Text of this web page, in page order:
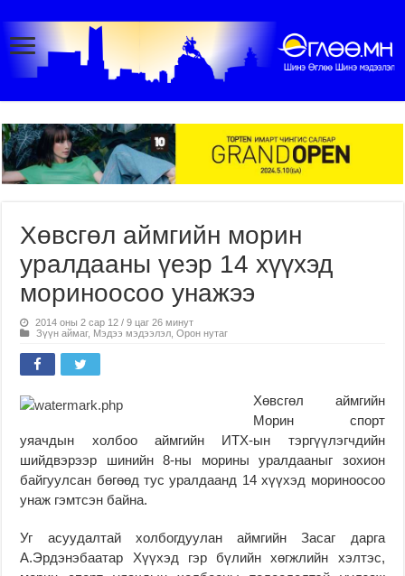
Хөвсгөл аймгийн морин
уралдааны үеэр 14 хүүхэд
мориноосоо унажээ
2014 оны 2 сар 12 / 9 цаг 26 минут
Зүүн аймаг, Мэдээ мэдээлэл ,Орон нутаг
Хөвсгөл аймгийн
Морин спорт
уяачдын холбоо аймгийн ИТХ-ын тэргүүлэгчдийн
шийдвэрээр шинийн 8-ны морины уралдааныг зохион
байгуулсан бөгөөд тус уралдаанд 14 хүүхэд мориноосоо
унаж гэмтсэн байна.
Уг асуудалтай холбогдуулан аймгийн Засаг дарга
А.Эрдэнэбаатар Хүүхэд гэр бүлийн хөгжлийн хэлтэс,